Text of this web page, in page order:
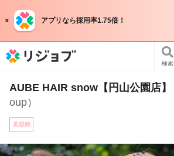
アプリなら採用率1.75倍！
検索
AUBE HAIR snow【円山公園店】
oup）
美容師